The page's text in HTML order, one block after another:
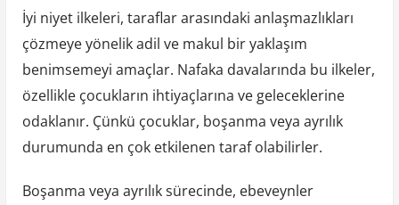
İyi niyet ilkeleri, taraflar arasındaki anlaşmazlıkları
çözmeye yönelik adil ve makul bir yaklaşım
benimsemeyi amaçlar. Nafaka davalarında bu ilkeler,
özellikle çocukların ihtiyaçlarına ve geleceklerine
odaklanır. Çünkü çocuklar, boşanma veya ayrılık
durumunda en çok etkilenen taraf olabilirler.
Boşanma veya ayrılık sürecinde, ebeveynler